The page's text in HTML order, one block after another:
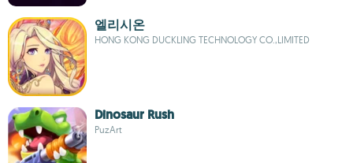
엘리시온
HONG KONG DUCKLING TECHNOLOGY CO.,LIMITED
Dinosaur Rush
PuzArt